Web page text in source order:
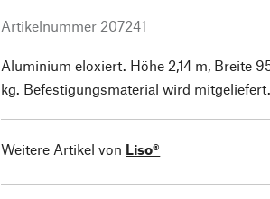
Artikelnummer 207241
Aluminium eloxiert. Höhe 2,14 m, Breite
kg. Befestigungsmaterial wird mitgeliefert.
Weitere Artikel von Liso®